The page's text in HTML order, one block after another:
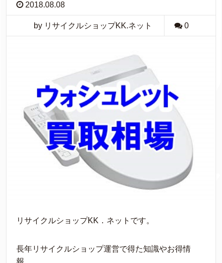
2018.08.08
by リサイクルショップKK.ネット 0
リサイクルショップKK．ネットです。
長年リサイクルショップ運営で得た知識やお得情
報、